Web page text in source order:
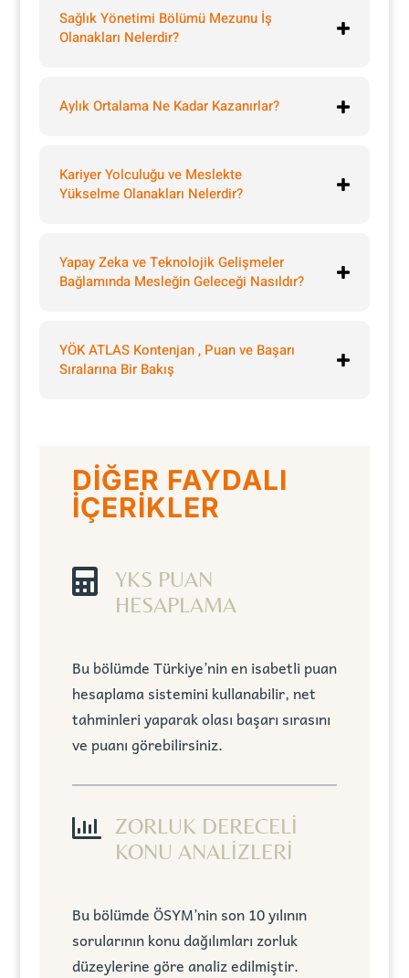
Sağlık Yönetimi Bölümü Mezunu İş
Olanakları Nelerdir?
Aylık Ortalama Ne Kadar Kazanırlar?
Kariyer Yolculuğu ve Meslekte
Yükselme Olanakları Nelerdir?
Yapay Zeka ve Teknolojik Gelişmeler
Bağlamında Mesleğin Geleceği Nasıldır?
YÖK ATLAS Kontenjan , Puan ve Başarı
Sıralarına Bir Bakış
DİĞER FAYDALI
İÇERİKLER

YKS PUAN
HESAPLAMA
Bu bölümde Türkiye’nin en isabetli puan
hesaplama sistemini kullanabilir, net
tahminleri yaparak olası başarı sırasını
ve puanı görebilirsiniz.

ZORLUK DERECELİ
KONU ANALİZLERİ
Bu bölümde ÖSYM’nin son 10 yılının
sorularının konu dağılımları zorluk
düzeylerine göre analiz edilmiştir.